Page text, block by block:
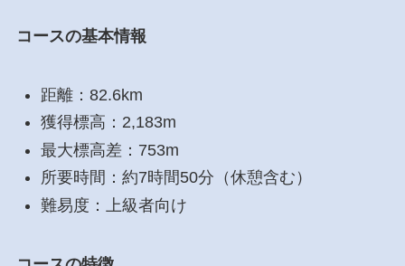
コースの基本情報
距離：82.6km
獲得標高：2,183m
最大標高差：753m
所要時間：約7時間50分（休憩含む）
難易度：上級者向け